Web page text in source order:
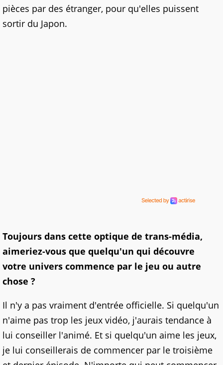
pièces par des étranger, pour qu'elles puissent
sortir du Japon.
Toujours dans cette optique de trans-média,
aimeriez-vous que quelqu'un qui découvre
votre univers commence par le jeu ou autre
chose ?
Il n'y a pas vraiment d'entrée officielle. Si quelqu'un
n'aime pas trop les jeux vidéo, j'aurais tendance à
lui conseiller l'animé. Et si quelqu'un aime les jeux,
je lui conseillerais de commencer par le troisième